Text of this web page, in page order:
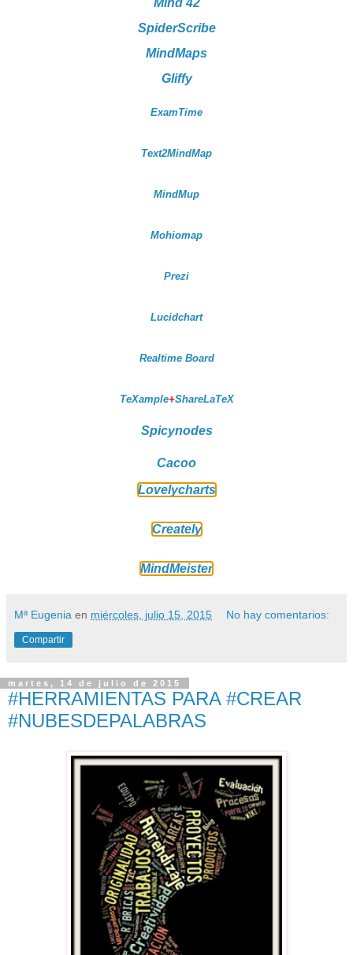
Mind 42
SpiderScribe
MindMaps
Gliffy
ExamTime
Text2MindMap
MindMup
Mohiomap
Prezi
Lucidchart
Realtime Board
TeXample+ShareLaTeX
Spicynodes
Cacoo
Lovelycharts
Creately
MindMeister
Mª Eugenia en miércoles, julio 15, 2015 No hay comentarios:
Compartir
martes, 14 de julio de 2015
#HERRAMIENTAS PARA #CREAR
#NUBESDEPALABRAS